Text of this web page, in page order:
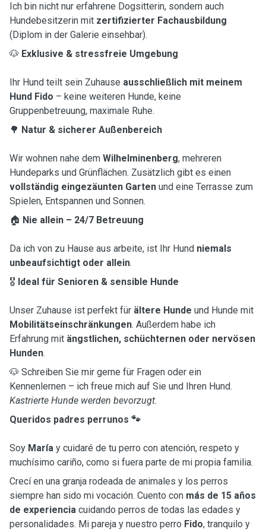
Ich bin nicht nur erfahrene Dogsitterin, sondern auch
Hundebesitzerin mit zertifizierter Fachausbildung
(Diplom in der Galerie einsehbar).
🐶 Exklusive & stressfreie Umgebung
Ihr Hund teilt sein Zuhause ausschließlich mit meinem
Hund Fido – keine weiteren Hunde, keine
Gruppenbetreuung, maximale Ruhe.
🌳 Natur & sicherer Außenbereich
Wir wohnen nahe dem Wilhelminenberg, mehreren
Hundeparks und Grünflächen. Zusätzlich gibt es einen
vollständig eingezäunten Garten und eine Terrasse zum
Spielen, Entspannen und Sonnen.
🏠 Nie allein – 24/7 Betreuung
Da ich von zu Hause aus arbeite, ist Ihr Hund niemals
unbeaufsichtigt oder allein.
🎖 Ideal für Senioren & sensible Hunde
Unser Zuhause ist perfekt für ältere Hunde und Hunde mit
Mobilitätseinschränkungen. Außerdem habe ich
Erfahrung mit ängstlichen, schüchternen oder nervösen
Hunden.
🐶 Schreiben Sie mir gerne für Fragen oder ein
Kennenlernen – ich freue mich auf Sie und Ihren Hund.
Kastrierte Hunde werden bevorzugt.
Queridos padres perrunos 🐾
Soy María y cuidaré de tu perro con atención, respeto y
muchísimo cariño, como si fuera parte de mi propia familia.
Crecí en una granja rodeada de animales y los perros
siempre han sido mi vocación. Cuento con más de 15 años
de experiencia cuidando perros de todas las edades y
personalidades. Mi pareja y nuestro perro Fido, tranquilo y